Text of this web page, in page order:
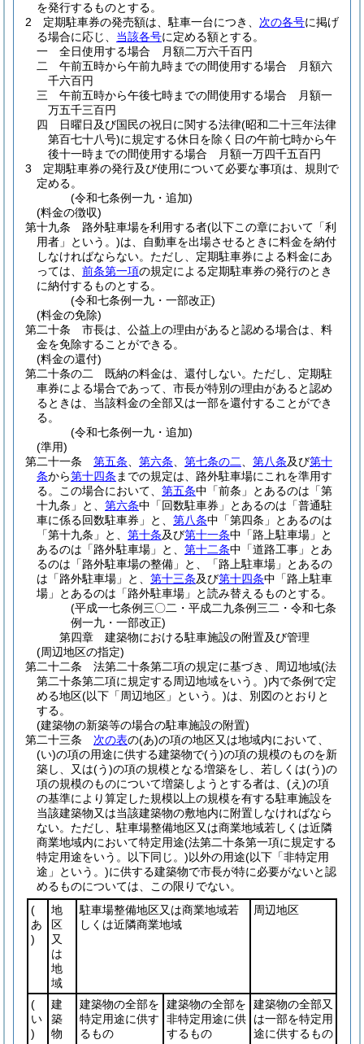
を発行するものとする。
2
定期駐車券の発売額は、駐車一台につき、 次の各号に掲げ
る場合に応じ、 当該各号に定める額とする。
一
全日使用する場合 月額二万六千百円
二
午前五時から午前九時までの間使用する場合 月額六
千六百円
三
午前五時から午後七時までの間使用する場合 月額一
万五千三百円
四
日曜日及び国民の祝日に関する法律(昭和二十三年法律
第百七十八号)に規定する休日を除く日の午前七時から午
後十一時までの間使用する場合 月額一万四千五百円
3
定期駐車券の発行及び使用について必要な事項は、規則で
定める。
(令和七条例一九・追加)
(料金の徴収)
第十九条
路外駐車場を利用する者(以下この章において「利
用者」という。)は、自動車を出場させるときに料金を納付
しなければならない。 ただし、定期駐車券による料金にあ
っては、 前条第一項の規定による定期駐車券の発行のとき
に納付するものとする。
(令和七条例一九・一部改正)
(料金の免除)
第二十条
市長は、公益上の理由があると認める場合は、料
金を免除することができる。
(料金の還付)
第二十条の二
既納の料金は、還付しない。 ただし、定期駐
車券による場合であって、市長が特別の理由があると認め
るときは、当該料金の全部又は一部を還付することができ
る。
(令和七条例一九・追加)
(準用)
第二十一条
第五条 第六条 第七条の二 第八条及び第十
条から第十四条 までの規定は、路外駐車場にこれを準用す
る。
この場合において、 第五条中「前条」とあるのは「第
十九条」と、 第六条中「回数駐車券」とあるのは「普通駐
車に係る回数駐車券」と、 第八条中「第四条」とあるのは
「第十九条」と、 第十条及び第十一条中「路上駐車場」と
あるのは「路外駐車場」と、 第十二条中「道路工事」とあ
るのは「路外駐車場の整備」と、「路上駐車場」とあるの
は「路外駐車場」と、 第十三条及び第十四条中「路上駐車
場」とあるのは「路外駐車場」と読み替えるものとする。
(平成一七条例三〇二・平成二九条例三二・令和七条
例一九・一部改正)
第四章
建築物における駐車施設の附置及び管理
(周辺地区の指定)
第二十二条
法第二十条第二項の規定に基づき、周辺地域(法
第二十条第二項に規定する周辺地域をいう。)内で条例で定
める地区(以下「周辺地区」という。)は、別図のとおりと
する。
(建築物の新築等の場合の駐車施設の附置)
第二十三条
次の表の(あ)の項の地区又は地域内において、
(い)の項の用途に供する建築物で(う)の項の規模のものを新
築し、又は(う)の項の規模となる増築をし、若しくは(う)の
項の規模のものについて増築しようとする者は、 (え)の項
の基準により算定した規模以上の規模を有する駐車施設を
当該建築物又は当該建築物の敷地内に附置しなければなら
ない。 ただし、駐車場整備地区又は商業地域若しくは近隣
商業地域内において特定用途(法第二十条第一項に規定する
特定用途をいう。以下同じ。)以外の用途(以下「非特定用
途」という。)に供する建築物で市長が特に必要がないと認
めるものについては、この限りでない。
(
あ
)
地
区
又
は
地
域
駐車場整備地区又は商業地域若
しくは近隣商業地域
周辺地区
(
い
)
建
築
物
建築物の全部を
特定用途に供す
るもの
建築物の全部を
非特定用途に供
するもの
建築物の全部又
は一部を特定用
途に供するもの